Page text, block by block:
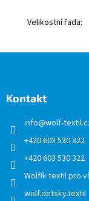
Velikostní řada:
Kontakt
info@wolf-
+420 603 530 322
+420 603 530 322
Wolfík textil pro
wolf.detsky.textil